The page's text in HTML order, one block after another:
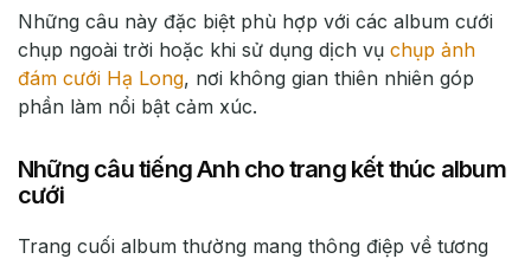
Những câu này đặc biệt phù hợp với các album cưới
chụp ngoài trời hoặc khi sử dụng dịch vụ chụp ảnh
đám cưới Hạ Long, nơi không gian thiên nhiên góp
phần làm nổi bật cảm xúc.
Những câu tiếng Anh cho trang kết thúc album
cưới
Trang cuối album thường mang thông điệp về tương